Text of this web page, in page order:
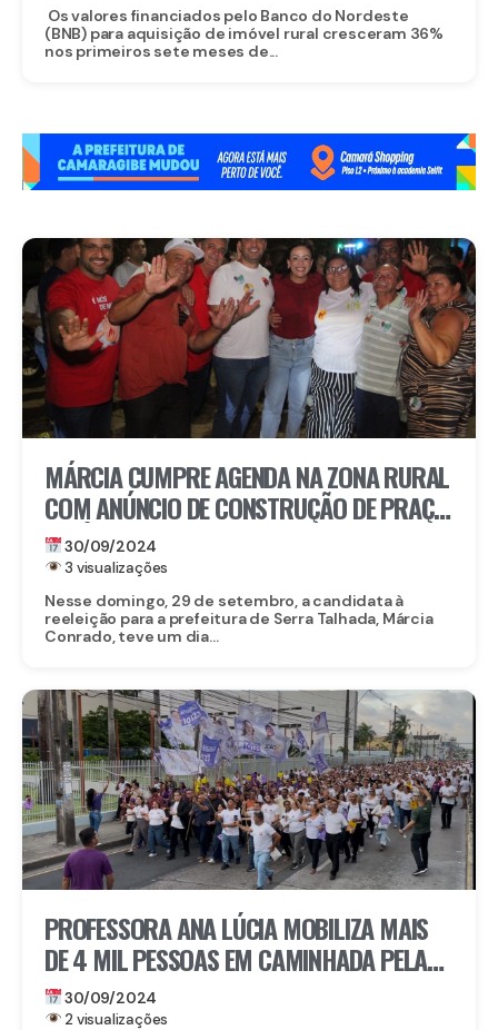
Os valores financiados pelo Banco do Nordeste
(BNB) para aquisição de imóvel rural cresceram 36%
nos primeiros sete meses de...
MÁRCIA CUMPRE AGENDA NA ZONA RURAL
COM ANÚNCIO DE CONSTRUÇÃO DE PRAÇA
EM ÁGUA BRANCA
30/09/2024
3 visualizações
Nesse domingo, 29 de setembro, a candidata à
reeleição para a prefeitura de Serra Talhada, Márcia
Conrado, teve um dia...
PROFESSORA ANA LÚCIA MOBILIZA MAIS
DE 4 MIL PESSOAS EM CAMINHADA PELAS
RUAS DE SANTO AMARO
30/09/2024
2 visualizações